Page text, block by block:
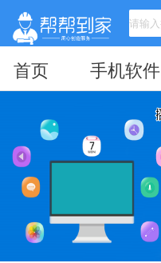
首页 手机软件